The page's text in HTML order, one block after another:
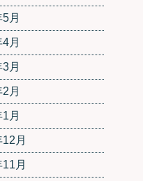
月
月
月
月
月
月
月